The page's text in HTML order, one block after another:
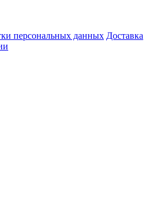
персональных данных Доставка